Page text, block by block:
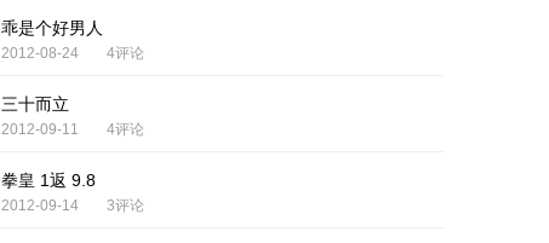
乖是个好男人
2012-08-24 4评论
三十而立
2012-09-11 4评论
拳皇 1返 9.8
2012-09-14 3评论